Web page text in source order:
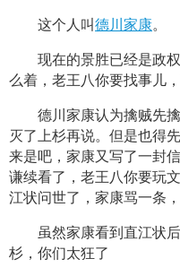
这个人叫德川家康。
现在的景胜已经是政权
么着，老王八你要找事儿
德川家康认为擒贼先擒
灭了上杉再说。但是也得
来是吧，家康又写了一封
谦续看了，老王八你要玩
江状问世了，家康骂一条，
虽然家康看到直江状后
杉，你们太狂了